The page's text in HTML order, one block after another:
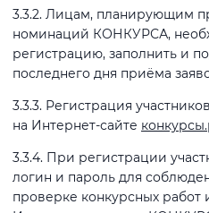
3.3.2. Лицам, планирующим
номинаций КОНКУРСА,
регистрацию, заполнить и
последнего дня приёма
3.3.3. Регистрация
на Интернет-сайте
3.3.4. При регистрации
логин и пароль для
проверке конкурсных работ